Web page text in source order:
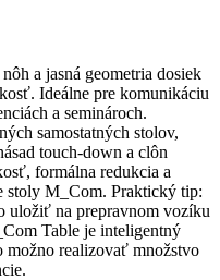
a jasná geometria dosiek
Ideálne pre komunikáciu
a seminároch.
samostatných stolov,
touch-down a clôn
formálna redukcia a
stoly M_Com. Praktický tip:
uložiť na prepravnom vozíku
Table je inteligentný
možno realizovať množstvo